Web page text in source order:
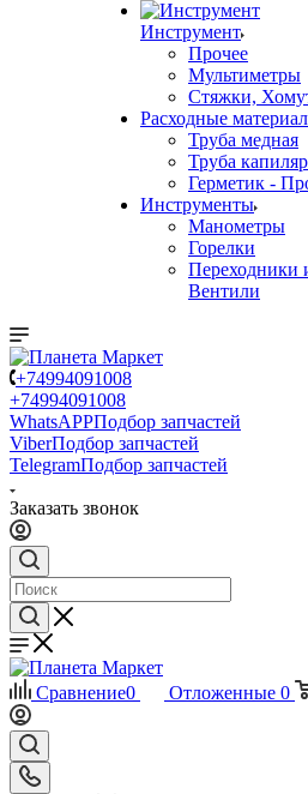
Инструмент
Прочее
Мультиметры
Стяжки,
Расходные
Труба медная
Труба
Герметик -
Инструменты
Манометры
Горелки
Переходники
Вентили
+74994091008
+74994091008
WhatsAPPПодбор запчастей
ViberПодбор запчастей
TelegramПодбор запчастей
Заказать звонок
Сравнение0 Отложенные 0